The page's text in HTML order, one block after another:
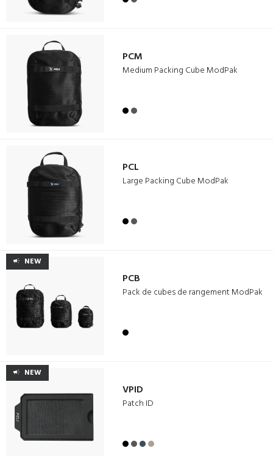
PCM
Medium Packing Cube ModPak
PCL
Large Packing Cube ModPak
NEW
PCB
Pack de cubes de rangement ModPak
NEW
VPID
Patch ID